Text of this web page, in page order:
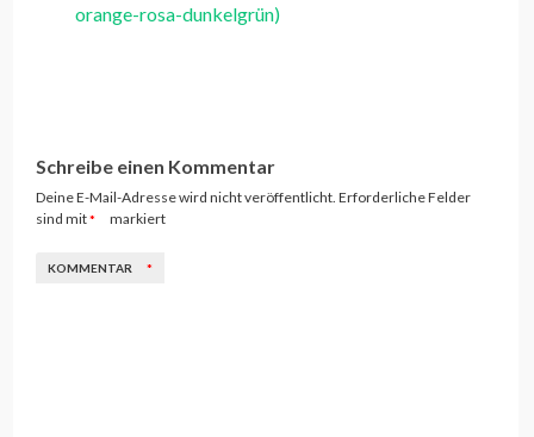
orange-rosa-dunkelgrün)
Schreibe einen Kommentar
Deine E-Mail-Adresse wird nicht veröffentlicht. Erforderliche Felder
sind mit* markiert
KOMMENTAR *